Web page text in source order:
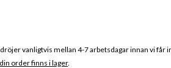
vanligtvis mellan 4-7 arbetsdagar innan vi får
order finns i lager.